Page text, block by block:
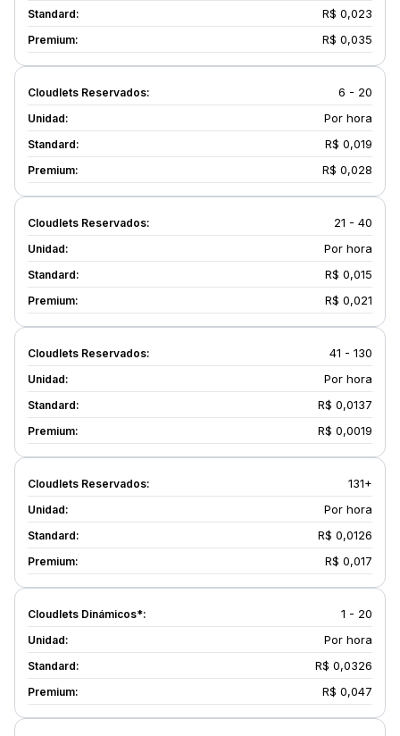
R$ 0,023
R$ 0,035
6 - 20
Por hora
R$ 0,019
R$ 0,028
21 - 40
Por hora
R$ 0,015
R$ 0,021
41 - 130
Por hora
R$ 0,0137
R$ 0,0019
131+
Por hora
R$ 0,0126
R$ 0,017
1 - 20
Por hora
R$ 0,0326
R$ 0,047